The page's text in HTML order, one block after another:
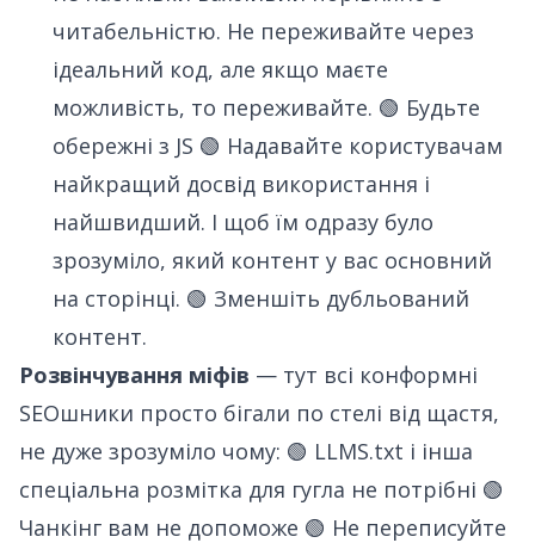
читабельністю. Не переживайте через
ідеальний код, але якщо маєте
можливість, то переживайте. 🟢 Будьте
обережні з JS 🟢 Надавайте користувачам
найкращий досвід використання і
найшвидший. І щоб їм одразу було
зрозуміло, який контент у вас основний
на сторінці. 🟢 Зменшіть дубльований
контент.
Розвінчування міфів — тут всі конформні
SEOшники просто бігали по стелі від щастя,
не дуже зрозуміло чому: 🟢 LLMS.txt і інша
спеціальна розмітка для гугла не потрібні 🟢
Чанкінг вам не допоможе 🟢 Не переписуйте